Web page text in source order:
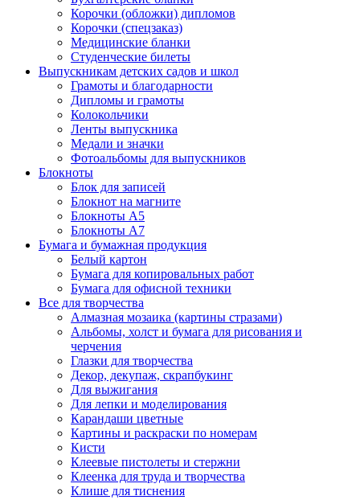
Корочки (обложки) дипломов
Корочки (спецзаказ)
Медицинские бланки
Студенческие билеты
Выпускникам детских садов и школ
Грамоты и благодарности
Дипломы и грамоты
Колокольчики
Ленты выпускника
Медали и значки
Фотоальбомы для выпускников
Блокноты
Блок для записей
Блокнот на магните
Блокноты А5
Блокноты А7
Бумага и бумажная продукция
Белый картон
Бумага для копировальных работ
Бумага для офисной техники
Все для творчества
Алмазная мозаика (картины стразами)
Альбомы, холст и бумага для рисования и
черчения
Глазки для творчества
Декор, декупаж, скрапбукинг
Для выжигания
Для лепки и моделирования
Карандаши цветные
Картины и раскраски по номерам
Кисти
Клеевые пистолеты и стержни
Клеенка для труда и творчества
Клише для тиснения